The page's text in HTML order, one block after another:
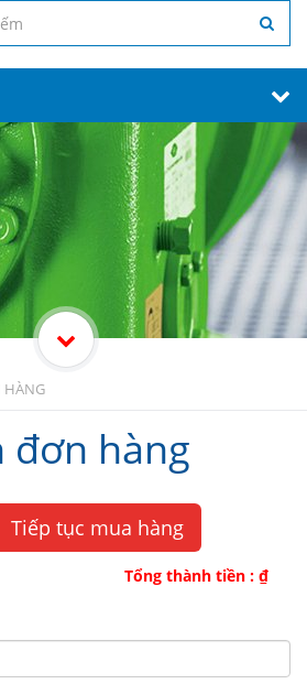
HÀNG
đơn hàng
Tiếp tục mua hàng
Tổng thành tiền : ₫